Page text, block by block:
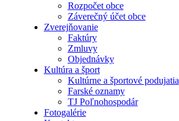
Rozpočet obce
Záverečný účet obce
Zverejňovanie
Faktúry
Zmluvy
Objednávky
Kultúra a šport
Kultúrne a športové podujatia
Farské oznamy
TJ Poľnohospodár
Fotogalérie